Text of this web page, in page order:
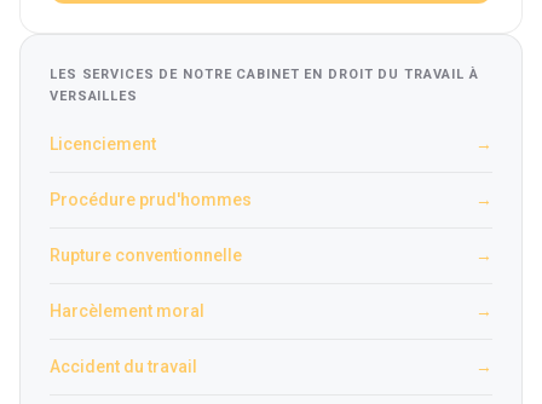
LES SERVICES DE NOTRE CABINET EN DROIT DU TRAVAIL À
VERSAILLES
Licenciement →
Procédure prud'hommes →
Rupture conventionnelle →
Harcèlement moral →
Accident du travail →